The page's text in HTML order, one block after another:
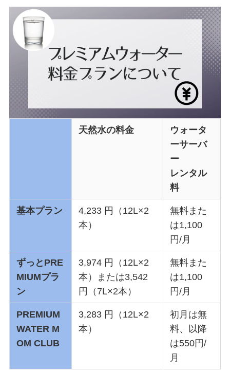
天然水の料金
ウォータ
ーサーバ
ー
レンタル
料
基本プラン
4,233 円（12L×2
本）
無料また
は1,100
円/月
ずっとPRE
MIUMプラ
ン
3,974 円（12L×2
本）または3,542
円（7L×2本）
無料また
は1,100
円/月
PREMIUM
WATER M
OM CLUB
3,283 円（12L×2
本）
初月は無
料、以降
は550円/
月